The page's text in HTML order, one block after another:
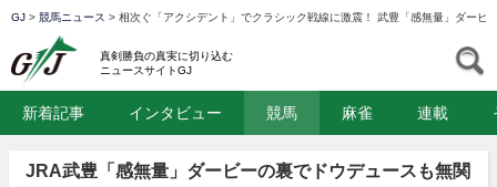
GJ > 競馬ニュース > 相次ぐ「アクシデント」でクラシック戦線に激震！ 武豊「感無量」ダービ
真剣勝負の真実に切り込む
ニュースサイトGJ
新着記事 インタビュー 競馬 麻雀 連載
JRA武豊「感無量」ダービーの裏でドウデュースも無関